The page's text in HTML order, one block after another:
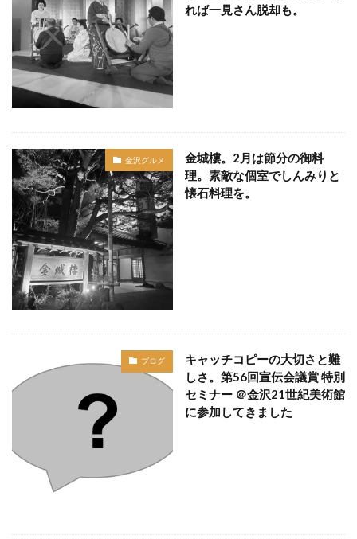
れば一見さん脱却も。
金沢グルメ
金城樓。2月は節分の御料
理。素敵な個室でしんみりと
懐石料理を。
ブログ
キャッチコピーの大切さと難
しさ。第56回宣伝会議賞 特別
セミナー ＠金沢21世紀美術館
に参加してきました